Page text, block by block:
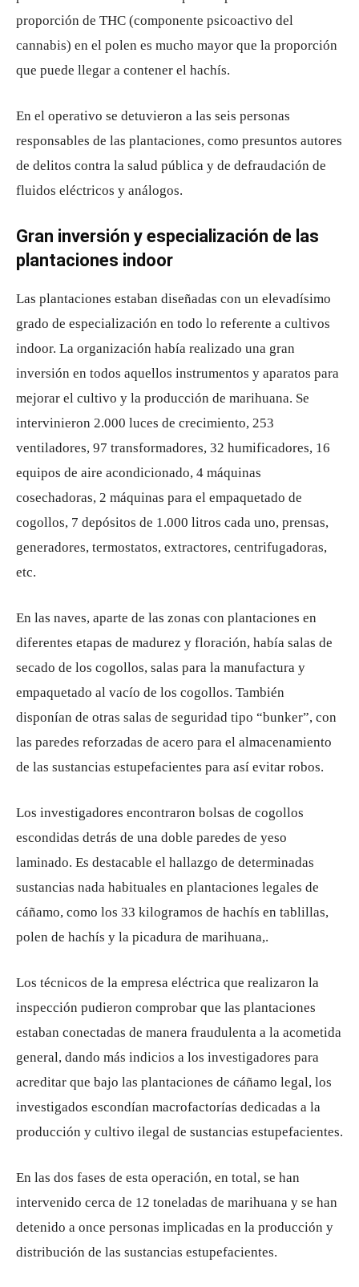
proporción de THC (componente psicoactivo del
cannabis) en el polen es mucho mayor que la proporción
que puede llegar a contener el hachís.
En el operativo se detuvieron a las seis personas
responsables de las plantaciones, como presuntos autores
de delitos contra la salud pública y de defraudación de
fluidos eléctricos y análogos.
Gran inversión y especialización de las
plantaciones indoor
Las plantaciones estaban diseñadas con un elevadísimo
grado de especialización en todo lo referente a cultivos
indoor. La organización había realizado una gran
inversión en todos aquellos instrumentos y aparatos para
mejorar el cultivo y la producción de marihuana. Se
intervinieron 2.000 luces de crecimiento, 253
ventiladores, 97 transformadores, 32 humificadores, 16
equipos de aire acondicionado, 4 máquinas
cosechadoras, 2 máquinas para el empaquetado de
cogollos, 7 depósitos de 1.000 litros cada uno, prensas,
generadores, termostatos, extractores, centrifugadoras,
etc.
En las naves, aparte de las zonas con plantaciones en
diferentes etapas de madurez y floración, había salas de
secado de los cogollos, salas para la manufactura y
empaquetado al vacío de los cogollos. También
disponían de otras salas de seguridad tipo “bunker”, con
las paredes reforzadas de acero para el almacenamiento
de las sustancias estupefacientes para así evitar robos.
Los investigadores encontraron bolsas de cogollos
escondidas detrás de una doble paredes de yeso
laminado. Es destacable el hallazgo de determinadas
sustancias nada habituales en plantaciones legales de
cáñamo, como los 33 kilogramos de hachís en tablillas,
polen de hachís y la picadura de marihuana,.
Los técnicos de la empresa eléctrica que realizaron la
inspección pudieron comprobar que las plantaciones
estaban conectadas de manera fraudulenta a la acometida
general, dando más indicios a los investigadores para
acreditar que bajo las plantaciones de cáñamo legal, los
investigados escondían macrofactorías dedicadas a la
producción y cultivo ilegal de sustancias estupefacientes.
En las dos fases de esta operación, en total, se han
intervenido cerca de 12 toneladas de marihuana y se han
detenido a once personas implicadas en la producción y
distribución de las sustancias estupefacientes.